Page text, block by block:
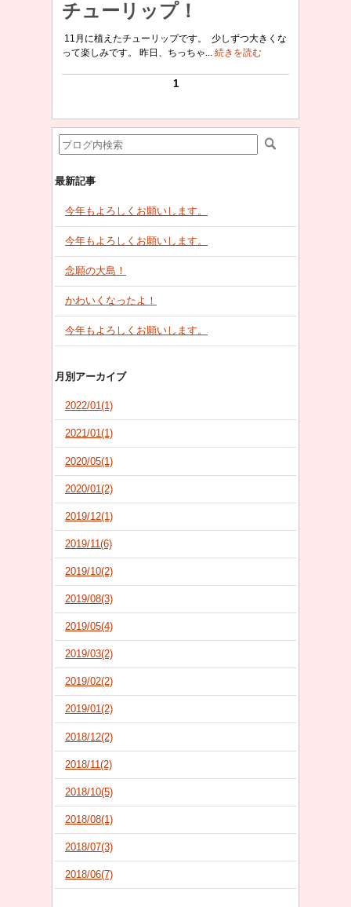
チューリップ！
11月に植えたチューリップです。 少しずつ大きくな
って楽しみです。 昨日、ちっちゃ... 続きを読む
1
最新記事
今年もよろしくお願いします。
今年もよろしくお願いします。
念願の大島！
かわいくなったよ！
今年もよろしくお願いします。
月別アーカイブ
2022/01(1)
2021/01(1)
2020/05(1)
2020/01(2)
2019/12(1)
2019/11(6)
2019/10(2)
2019/08(3)
2019/05(4)
2019/03(2)
2019/02(2)
2019/01(2)
2018/12(2)
2018/11(2)
2018/10(5)
2018/08(1)
2018/07(3)
2018/06(7)